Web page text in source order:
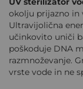
okolju prijazno in
Ultravijolična
učinkovito uniči
poškoduje DNA
razmnoževanje.
vrste vode in ne